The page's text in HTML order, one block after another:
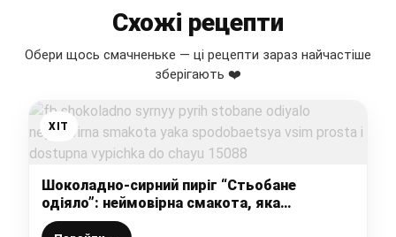
Схожі рецепти
Обери щось смачненьке — ці рецепти зараз найчастіше
зберігають ❤️
ХІТ
Шоколадно-сирний пиріг “Стьобане
одіяло”: неймовірна смакота, яка
сподобається всім, проста і доступна